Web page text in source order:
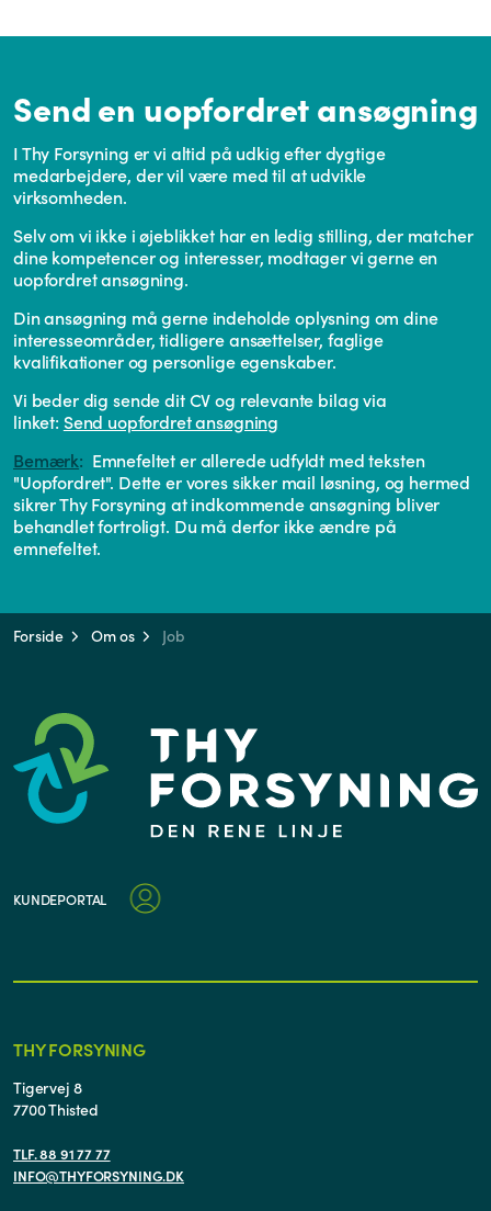
Send en uopfordret ansøgning
I Thy Forsyning er vi altid på udkig efter dygtige
medarbejdere, der vil være med til at udvikle
virksomheden.
Selv om vi ikke i øjeblikket har en ledig stilling, der matcher
dine kompetencer og interesser, modtager vi gerne en
uopfordret ansøgning.
Din ansøgning må gerne indeholde oplysning om dine
interesseområder, tidligere ansættelser, faglige
kvalifikationer og personlige egenskaber.
Vi beder dig sende dit CV og relevante bilag via
linket: Send uopfordret ansøgning
Bemærk: Emnefeltet er allerede udfyldt med teksten
"Uopfordret". Dette er vores sikker mail løsning, og hermed
sikrer Thy Forsyning at indkommende ansøgning bliver
behandlet fortroligt. Du må derfor ikke ændre på
emnefeltet.
Forside Om os Job
KUNDEPORTAL
THY FORSYNING
Tigervej 8
7700 Thisted
TLF. 88 91 77 77
INFO@THYFORSYNING.DK